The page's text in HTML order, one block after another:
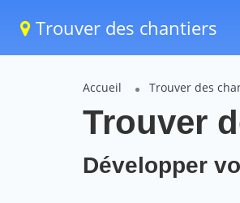
Trouver des chantiers
Accueil Trouver des
Trouver
Développer